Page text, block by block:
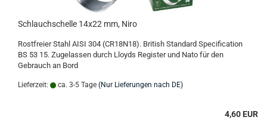
Schlauchschelle 14x22 mm, Niro
Rostfreier Stahl AISI 304 (CR18N18). British Standard Specification
BS 53 15. Zugelassen durch Lloyds Register und Nato für den
Gebrauch an Bord
Lieferzeit: ca. 3-5 Tage (Nur Lieferungen nach DE)
4,60 EUR